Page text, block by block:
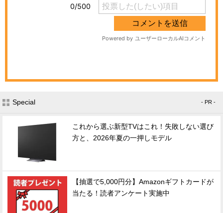
Special - PR -
これから選ぶ新型TVはこれ！失敗しない選び
方と、2026年夏の一押しモデル
【抽選で5,000円分】Amazonギフトカードが
当たる！読者アンケート実施中